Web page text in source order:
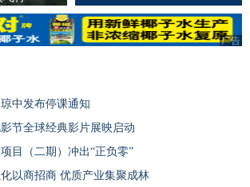
广告
广告
中发布停课通知
节全球经典影片展映启动
目（二期）冲出“正负零”
以商招商 优质产业集聚成林